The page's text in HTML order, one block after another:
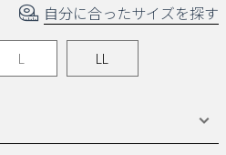
自分に合ったサイズを探す
L LL